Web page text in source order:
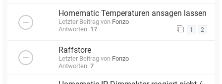
Homematic Temperaturen ansagen lassen
Letzter Beitrag von Fonzo
Antworten: 17 1 2
Raffstore
Letzter Beitrag von Fonzo
Antworten: 7